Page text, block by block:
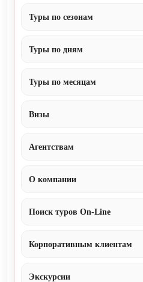
Туры по сезонам
Туры по дням
Туры по месяцам
Визы
Агентствам
О компании
Поиск туров On-Line
Корпоративным клиентам
Экскурсии